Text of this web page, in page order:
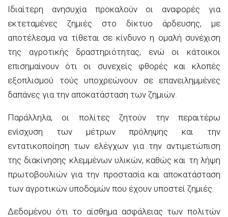
Ιδιαίτερη ανησυχία προκαλούν οι αναφορές για
εκτεταμένες ζημιές στο δίκτυο άρδευσης, με
αποτέλεσμα να τίθεται σε κίνδυνο η ομαλή συνέχιση
της αγροτικής δραστηριότητας, ενώ οι κάτοικοι
επισημαίνουν ότι οι συνεχείς φθορές και κλοπές
εξοπλισμού τούς υποχρεώνουν σε επανειλημμένες
δαπάνες για την αποκατάσταση των ζημιών.
Παράλληλα, οι πολίτες ζητούν την περαιτέρω
ενίσχυση των μέτρων πρόληψης και την
εντατικοποίηση των ελέγχων για την αντιμετώπιση
της διακίνησης κλεμμένων υλικών, καθώς και τη λήψη
πρωτοβουλιών για την προστασία και αποκατάσταση
των αγροτικών υποδομών που έχουν υποστεί ζημιές.
Δεδομένου ότι το αίσθημα ασφάλειας των πολιτών